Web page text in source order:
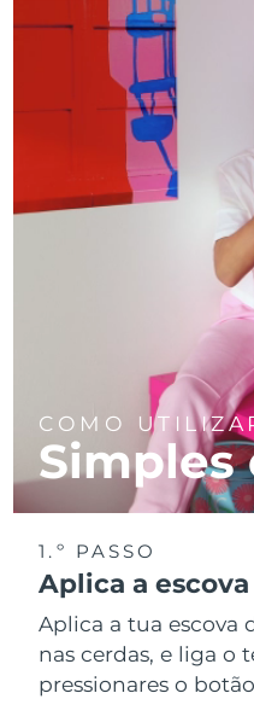
COMO
Simples
1.º PASSO
Aplica a
Aplica a tua escova
nas cerdas, e liga o
pressionares o